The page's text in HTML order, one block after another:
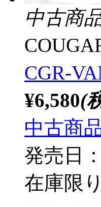
中古商
CGR-
¥6,580(
中古商
発売日
在庫限り